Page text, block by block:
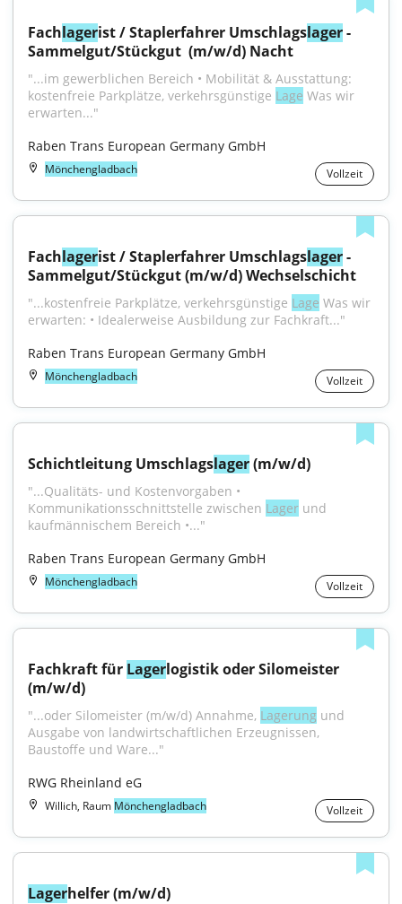
Fachlagerist / Staplerfahrer Umschlagslager -
Sammelgut/Stückgut ​ (m/w/d) Nacht
"...im gewerblichen Bereich • Mobilität & Ausstattung:
kostenfreie Parkplätze, verkehrsgünstige Lage Was wir
erwarten..."
Raben Trans European Germany GmbH
Mönchengladbach Vollzeit
Fachlagerist / Staplerfahrer Umschlagslager -
Sammelgut/Stückgut​ (m/w/d) Wechselschicht
"...kostenfreie Parkplätze, verkehrsgünstige Lage Was wir
erwarten: • Idealerweise Ausbildung zur Fachkraft..."
Raben Trans European Germany GmbH
Mönchengladbach Vollzeit
Schichtleitung Umschlagslager (m/w/d)
"...Qualitäts- und Kostenvorgaben •
Kommunikationsschnittstelle zwischen Lager und
kaufmännischem Bereich •..."
Raben Trans European Germany GmbH
Mönchengladbach Vollzeit
Fachkraft für Lagerlogistik oder Silomeister
(m/w/d)
"...oder Silomeister (m/w/d) Annahme, Lagerung und
Ausgabe von landwirtschaftlichen Erzeugnissen,
Baustoffe und Ware..."
RWG Rheinland eG
Willich, Raum Mönchengladbach Vollzeit
Lagerhelfer (m/w/d)